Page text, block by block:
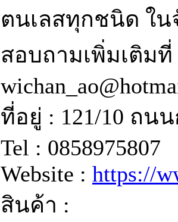
ตนเลสทุกชนิด ใน
สอบถามเพิ่มเติมที่
ที่อยู่ : 121/10 ถน
Tel : 0858975807
Website : https://
สินค้า :